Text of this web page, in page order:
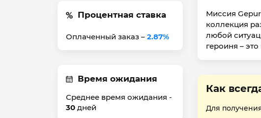
Процентная ставка
Оплаченный заказ – 2.87%
Время ожидания
Среднее время ожидания -
30 дней
Миссия
коллекция
любой
героиня –
Как
Для